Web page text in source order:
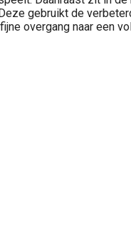
gebruikt de
overgang naar een